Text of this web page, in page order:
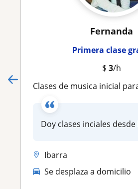
Fernanda
Primera clase
$ 3/h
Clases de musica inicial para
Doy clases inciales
Ibarra
Se desplaza a domicilio